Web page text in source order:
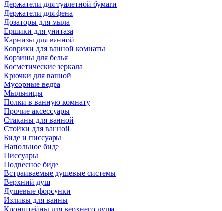
Держатели для туалетной бумаги
Держатели для фена
Дозаторы для мыла
Ершики для унитаза
Карнизы для ванной
Коврики для ванной комнаты
Корзины для белья
Косметические зеркала
Крючки для ванной
Мусорные ведра
Мыльницы
Полки в ванную комнату
Прочие аксессуары
Стаканы для ванной
Стойки для ванной
Биде и писсуары
Напольное биде
Писсуары
Подвесное биде
Встраиваемые душевые системы
Верхний душ
Душевые форсунки
Изливы для ванны
Кронштейны для верхнего душа